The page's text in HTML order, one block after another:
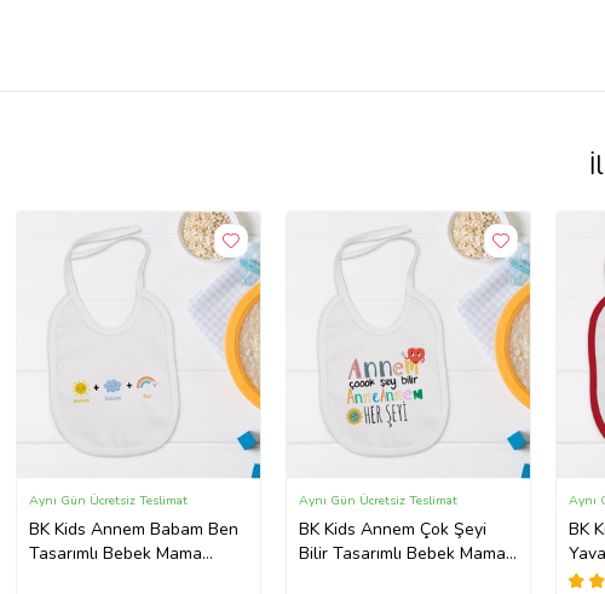
BK Kids Annem Babam Ben
Tasarımlı Bebek Mama
Aynı Gün Ücretsiz Teslimat
BK Kids Annem Çok Şeyi
Bilir Tasarımlı Bebek Mama
Aynı Gün Ücretsiz Teslimat
BK
Aynı